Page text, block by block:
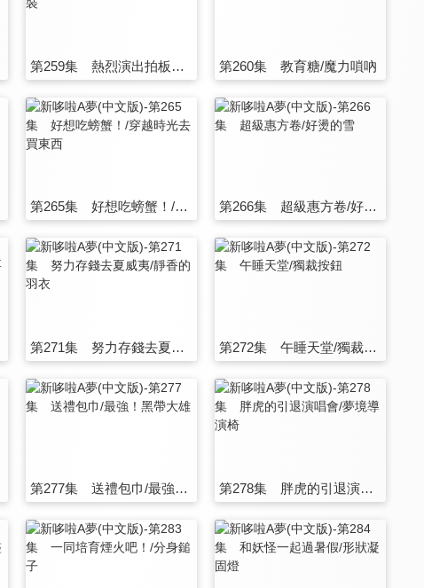
第259集 熱烈演出拍板！！/樹懶套裝 第260集 教育糖/魔力嗩吶
第265集 好想吃螃蟹！/穿越時光去買東西 第266集 超級惠方卷/好燙的雪
第271集 努力存錢去夏威夷/靜香的羽衣 第272集 午睡天堂/獨裁按鈕
第277集 送禮包巾/最強！黑帶大雄 第278集 胖虎的引退演唱會/夢境導演椅